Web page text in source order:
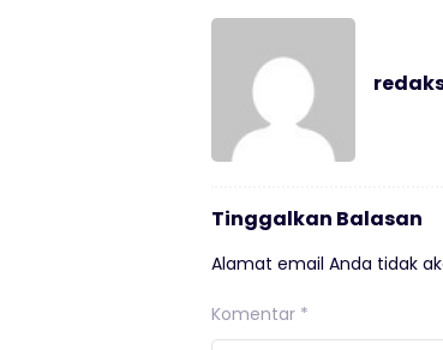
Tinggalkan Balasan
Alamat email Anda tidak
Komentar *